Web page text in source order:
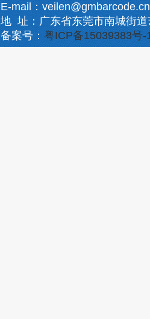
E-mail：veilen@gmbarcode.cn
地 址：广东省东莞市南城街
备案号： 粤ICP备15039383号-